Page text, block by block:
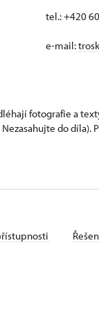
tel.: +420
e-mail:
fotografie a
do díla).